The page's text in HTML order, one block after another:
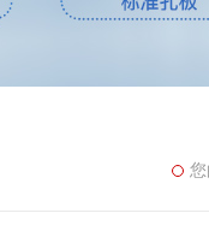
您